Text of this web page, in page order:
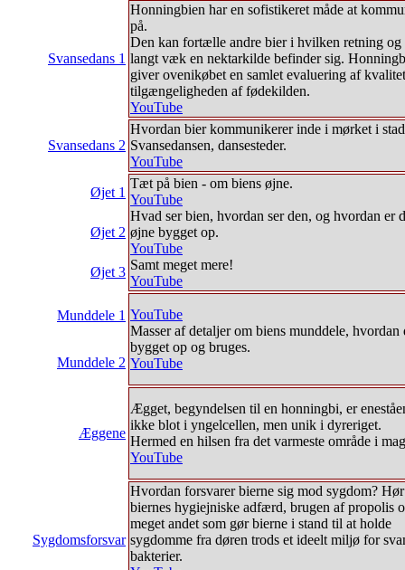
Svansedans 1
Honningbien har en sofistikeret måde at
på.
Den kan fortælle andre bier i hvilken retning og
langt væk en nektarkilde befinder sig.
giver ovenikøbet en samlet evaluering af
tilgængeligheden af fødekilden.
YouTube
Svansedans 2
Hvordan bier kommunikerer inde i mørket i
Svansedansen, dansesteder.
YouTube
Øjet 1
Tæt på bien - om biens øjne.
YouTube
Hvad ser bien, hvordan ser den, og hvordan er
øjne bygget op.
YouTube
Samt meget mere!
YouTube
Øjet 2
Øjet 3
Munddele 1 YouTube
Masser af detaljer om biens munddele, hvordan
bygget op og bruges.
YouTube
Munddele 2
Æggene
Ægget, begyndelsen til en honningbi, er
ikke blot i yngelcellen, men unik i dyreriget.
Hermed en hilsen fra det varmeste område i
YouTube
Sygdomsforsvar
Hvordan forsvarer bierne sig mod sygdom?
biernes hygiejniske adfærd, brugen af propolis
meget andet som gør bierne i stand til at holde
sygdomme fra døren trods et ideelt miljø for
bakterier.